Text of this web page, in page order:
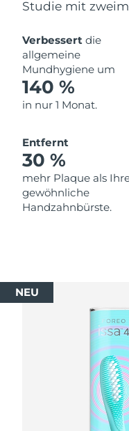
Studie mit
Verbessert die
allgemeine
Mundhygiene um
140 %
in nur 1 Monat.
Entfernt
30 %
mehr Plaque als
gewöhnliche
Handzahnbürste.
NEU